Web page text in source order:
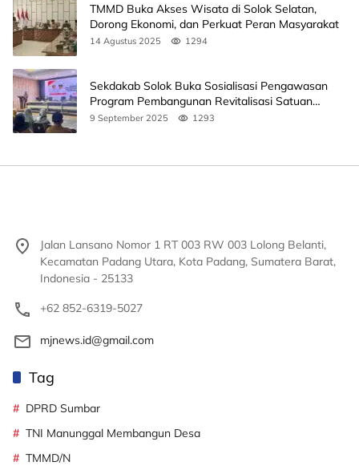
TMMD Buka Akses Wisata di Solok Selatan,
Dorong Ekonomi, dan Perkuat Peran Masyarakat
14 Agustus 2025 1294
Sekdakab Solok Buka Sosialisasi Pengawasan
Program Pembangunan Revitalisasi Satuan
Pendidikan
9 September 2025 1293
Jalan Lansano Nomor 1 RT 003 RW 003 Lolong Belanti,
Kecamatan Padang Utara, Kota Padang, Sumatera Barat,
Indonesia - 25133
+62 852-6319-5027
mjnews.id@gmail.com
Tag
DPRD Sumbar
TNI Manunggal Membangun Desa
TMMD/N